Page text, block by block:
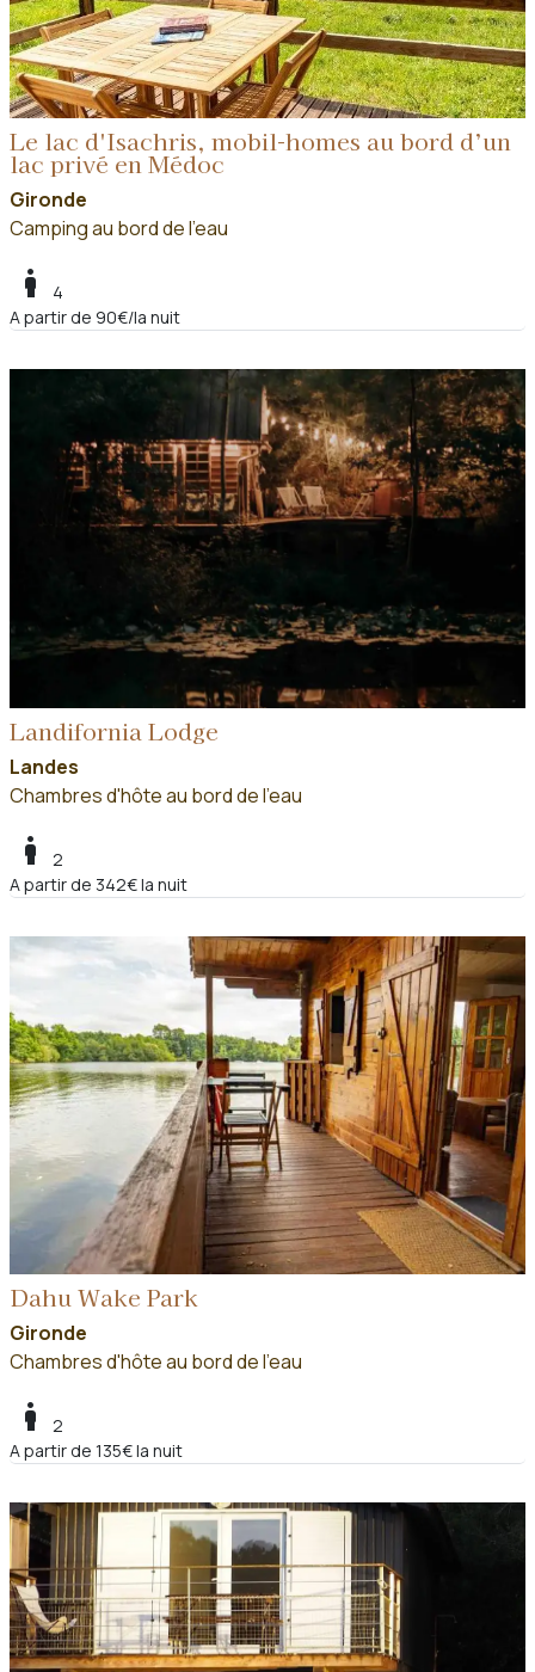
Le lac d'Isachris, mobil-homes au bord d’un
lac privé en Médoc
Gironde
Camping au bord de l'eau
boy
4
A partir de 90€/la nuit
Landifornia Lodge
Landes
Chambres d'hôte au bord de l'eau
boy
2
A partir de 342€ la nuit
Dahu Wake Park
Gironde
Chambres d'hôte au bord de l'eau
boy
2
A partir de 135€ la nuit